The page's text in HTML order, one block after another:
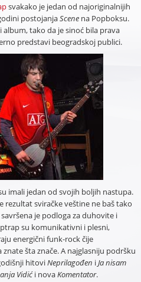
svakako je jedan od najoriginalnijih
postojanjaScene na Popboksu.
tako da je sinoć bila prava
predstavi beogradskoj publici.
imali jedan od svojih boljih nastupa.
rezultat sviračke veštine ne baš tako
je podloga za duhovite i
su komunikativni i plesni,
energični funk-rock čije
šta znače. A najglasniju podršku
hitoviNeprilagođen iJa nisam
Vidići novaKomentator.